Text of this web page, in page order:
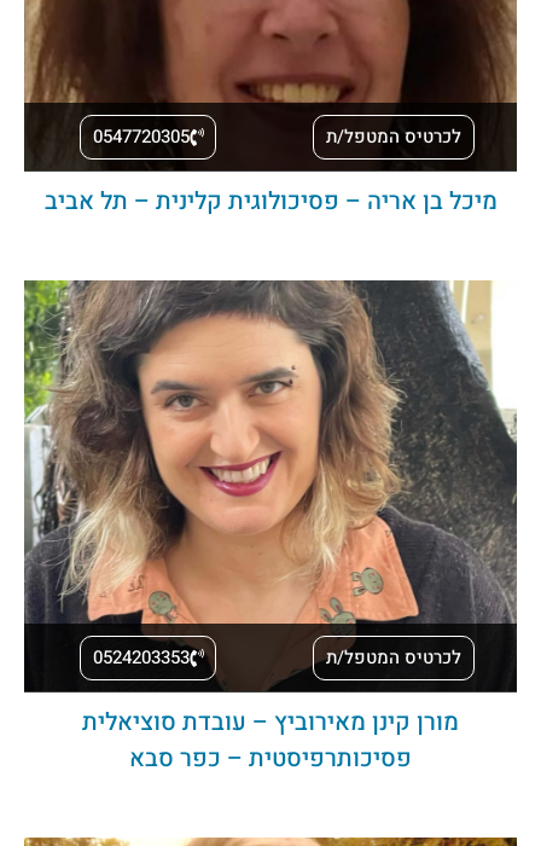
לכרטיס המטפל/ת 0547720305
מיכל בן אריה – פסיכולוגית קלינית – תל אביב
לכרטיס המטפל/ת 0524203353
מורן קינן מאירוביץ – עובדת סוציאלית
פסיכותרפיסטית – כפר סבא